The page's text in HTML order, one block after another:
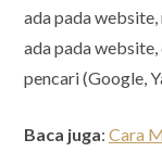
ada pada
ada pada
pencari (Google,
Baca juga: Cara